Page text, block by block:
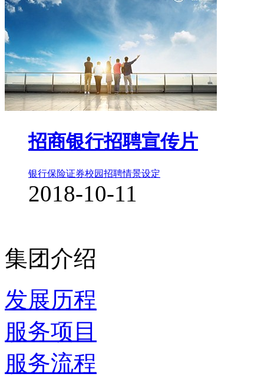
招商银行招聘宣传片
银行保险证券校园招聘情景设定
2018-10-11
集团介绍
发展历程
服务项目
服务流程